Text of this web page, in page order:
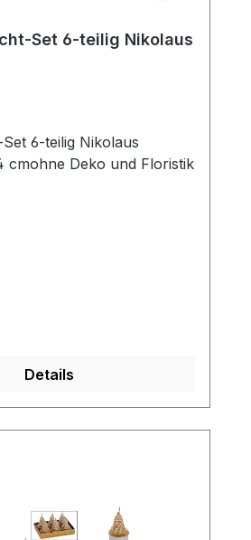
Set 6-teilig Nikolaus
6-teilig Nikolaus
cmohne Deko und Floristik
Details